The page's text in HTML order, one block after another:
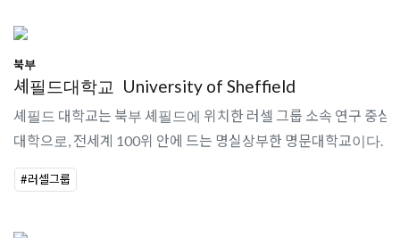
북부
셰필드대학교 University of Sheffield
셰필드 대학교는 북부 셰필드에 위치한 러셀 그룹 소속 연구 중심
대학으로, 전세계 100위 안에 드는 명실상부한 명문대학교이다.
#러셀그룹